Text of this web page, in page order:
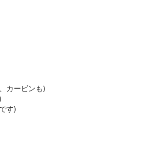
カービンも)
す)